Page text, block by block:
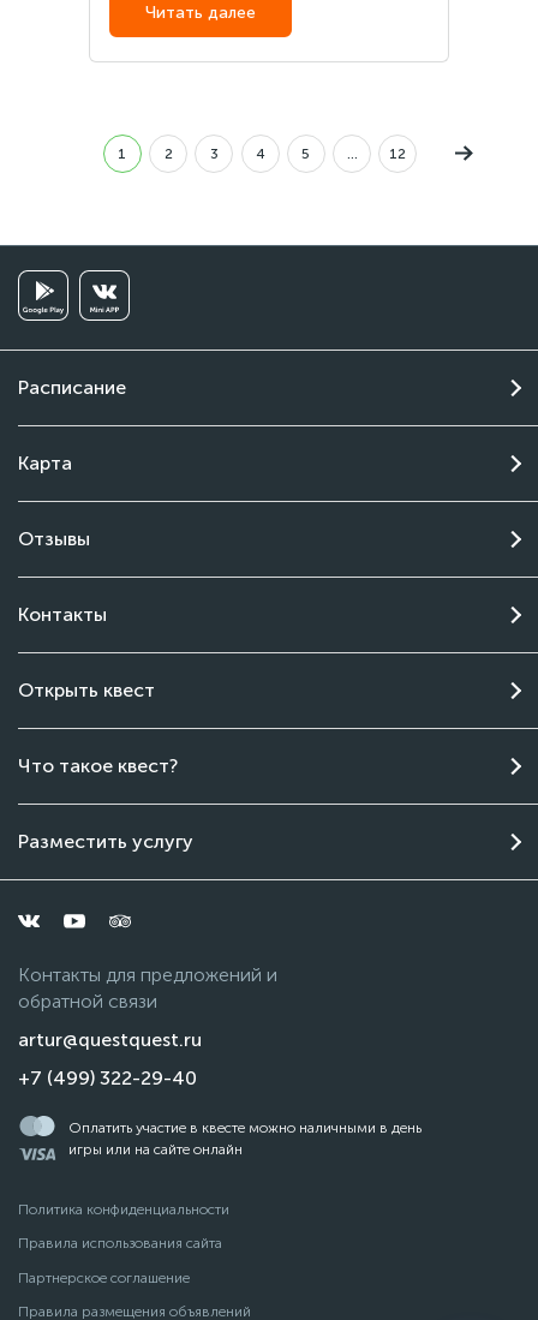
Читать далее
1 2 3 4 5 ... 12
Расписание
Карта
Отзывы
Контакты
Открыть квест
Что такое квест?
Разместить услугу
Контакты для предложений и
обратной связи
artur@questquest.ru
+7 (499) 322-29-40
Политика конфиденциальности
Правила использования сайта
Партнерское соглашение
Правила размещения объявлений
Оплатить участие в квесте можно наличными в день
игры или на сайте онлайн
Онлайн